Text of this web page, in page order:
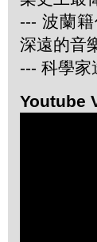
--- 波蘭
深遠的音
--- 科學家
Youtube